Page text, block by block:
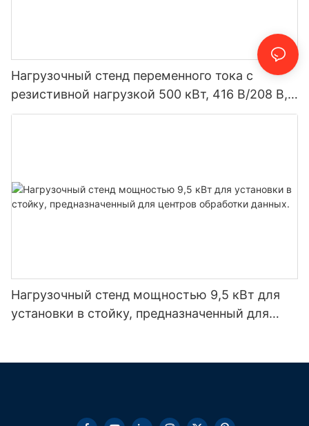
Нагрузочный стенд переменного тока с
резистивной нагрузкой 500 кВт, 416 В/208 В,
для испытаний электропитания.
Нагрузочный стенд мощностью 9,5 кВт для
установки в стойку, предназначенный для